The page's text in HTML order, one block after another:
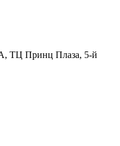
ТЦ Принц Плаза, 5-й